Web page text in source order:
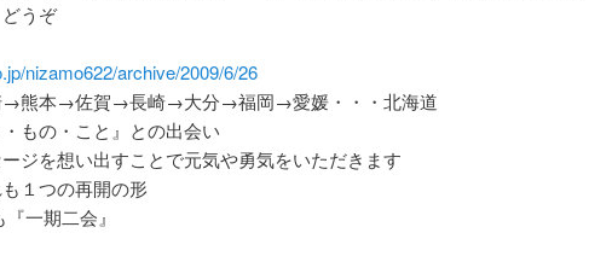
うぞ
nizamo622/archive/2009/6/26
熊本→佐賀→長崎→大分→福岡→愛媛・・・北海道
もの・こと』との出会い
ジを想い出すことで元気や勇気をいただきます
１つの再開の形
一期二会』